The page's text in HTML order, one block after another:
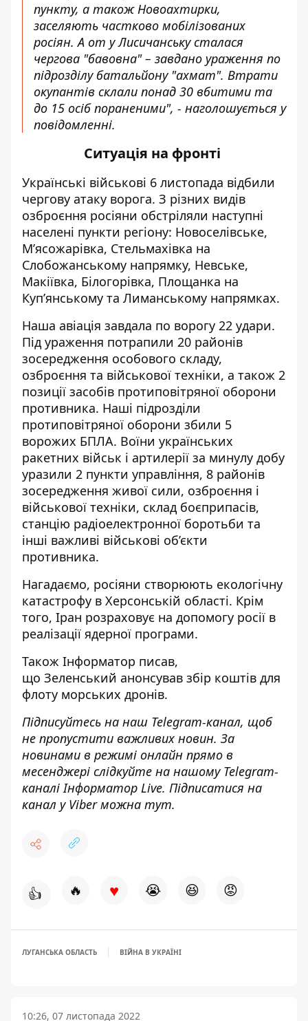
пункту, а також Новоахтирки,
заселяють частково мобілізованих
росіян. А от у Лисичанську сталася
чергова "бавовна" – завдано ураження по
підрозділу батальйону "ахмат". Втрати
окупантів склали понад 30 вбитими та
до 15 осіб пораненими", - наголошується у
повідомленні.
Ситуація на фронті
Українські військові 6 листопада відбили
чергову атаку ворога. З різних видів
озброєння росіяни обстріляли наступні
населені пункти регіону: Новоселівське,
М’ясожарівка, Стельмахівка на
Слобожанському напрямку, Невське,
Макіївка, Білогорівка, Площанка на
Куп’янському та Лиманському напрямках.
Наша авіація завдала по ворогу 22 удари.
Під ураження потрапили 20 районів
зосередження особового складу,
озброєння та військової техніки, а також 2
позиції засобів протиповітряної оборони
противника. Наші підрозділи
протиповітряної оборони збили 5
ворожих БПЛА. Воїни українських
ракетних військ і артилерії за минулу добу
уразили 2 пункти управління, 8 районів
зосередження живої сили, озброєння і
військової техніки, склад боєприпасів,
станцію радіоелектронної боротьби та
інші важливі військові об’єкти
противника.
Нагадаємо, росіяни створюють екологічну
катастрофу в Херсонській області. Крім
того, Іран розраховує на допомогу росії в
реалізації ядерної програми.
Також Інформатор писав,
що Зеленський анонсував збір коштів для
флоту морських дронів.
Підписуйтесь на наш Telegram-канал, щоб
не пропустити важливих новин. За
новинами в режимі онлайн прямо в
месенджері слідкуйте на нашому Telegram-
каналіІнформатор Live. Підписатися на
канал у Viber можна тут.
👍 🔥 ♥ 😭 😆 😡
ЛУГАНСЬКА ОБЛАСТЬ ВІЙНА В УКРАЇНІ
10:26, 07 листопада 2022